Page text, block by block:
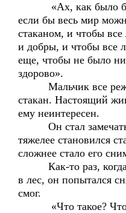
«Ах, как было бы
если бы весь мир
стаканом, и чтобы
и добры, и чтобы все
еще, чтобы не было
здорово».
Мальчик все реже
стакан. Настоящий
ему неинтересен.
Он стал замечать,
тяжелее становился
сложнее стало его
Как-то раз, когда
в лес, он попытался
смог.
«Что такое? Что